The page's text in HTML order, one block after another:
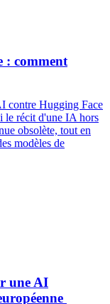
: comment
contre Hugging Face
le récit d'une IA hors
obsolète, tout en
modèles de
une AI